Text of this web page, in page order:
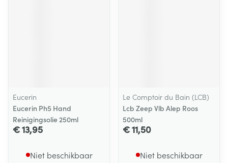
Eucerin
Eucerin Ph5 Hand
Reinigingsolie 250ml
€ 13,95
Niet beschikbaar
Le Comptoir du Bain (LCB)
Lcb Zeep Vlb Alep Roos
500ml
€ 11,50
Niet beschikbaar